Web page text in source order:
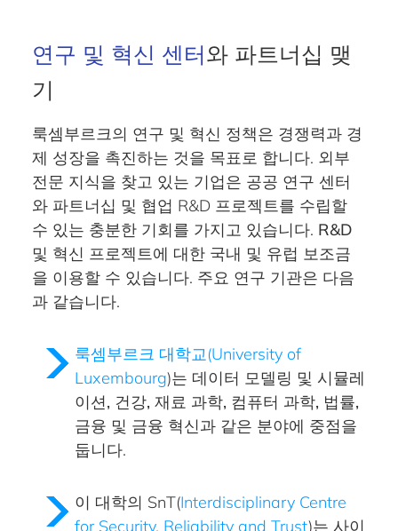
연구 및 혁신 센터와 파트너십 맺
기
룩셈부르크의 연구 및 혁신 정책은 경쟁력과 경
제 성장을 촉진하는 것을 목표로 합니다. 외부
전문 지식을 찾고 있는 기업은 공공 연구 센터
와 파트너십 및 협업 R&D 프로젝트를 수립할
수 있는 충분한 기회를 가지고 있습니다. R&D
및 혁신 프로젝트에 대한 국내 및 유럽 보조금
을 이용할 수 있습니다. 주요 연구 기관은 다음
과 같습니다.
룩셈부르크 대학교(University of
Luxembourg)는 데이터 모델링 및 시뮬레
이션, 건강, 재료 과학, 컴퓨터 과학, 법률,
금융 및 금융 혁신과 같은 분야에 중점을
둡니다.
이 대학의 SnT(Interdisciplinary Centre
for Security, Reliability and Trust)는 사이